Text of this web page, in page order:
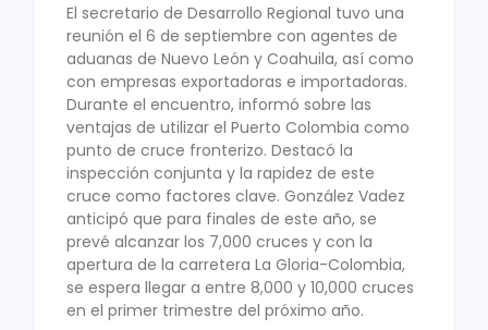
El secretario de Desarrollo Regional tuvo una
reunión el 6 de septiembre con agentes de
aduanas de Nuevo León y Coahuila, así como
con empresas exportadoras e importadoras.
Durante el encuentro, informó sobre las
ventajas de utilizar el Puerto Colombia como
punto de cruce fronterizo. Destacó la
inspección conjunta y la rapidez de este
cruce como factores clave. González Vadez
anticipó que para finales de este año, se
prevé alcanzar los 7,000 cruces y con la
apertura de la carretera La Gloria-Colombia,
se espera llegar a entre 8,000 y 10,000 cruces
en el primer trimestre del próximo año.